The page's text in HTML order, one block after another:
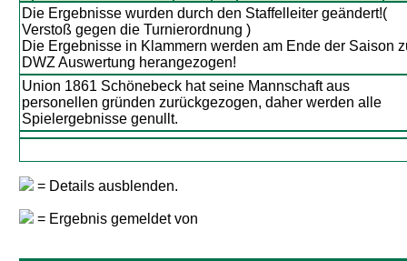
Die Ergebnisse wurden durch den Staffelleiter geändert!(
Verstoß gegen die Turnierordnung )
Die Ergebnisse in Klammern werden am Ende der Saison
DWZ Auswertung herangezogen!
Union 1861 Schönebeck hat seine Mannschaft aus
personellen gründen zurückgezogen, daher werden alle
Spielergebnisse genullt.
= Details ausblenden.
= Ergebnis gemeldet von